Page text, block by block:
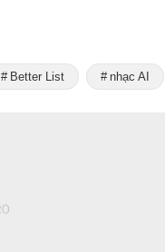
Better List nhạc AI